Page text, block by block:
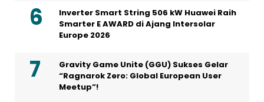
Inverter Smart String 506 kW Huawei Raih
Smarter E AWARD di Ajang Intersolar
Europe 2026
Gravity Game Unite (GGU) Sukses Gelar
“Ragnarok Zero: Global European User
Meetup”!